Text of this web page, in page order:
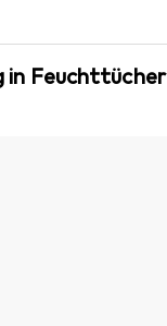
in Feuchttücher